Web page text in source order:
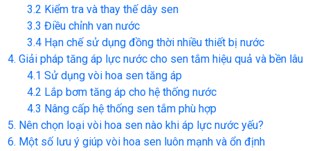
3.2 Kiểm tra và thay thế dây sen
3.3 Điều chỉnh van nước
3.4 Hạn chế sử dụng đồng thời nhiều thiết bị nước
4. Giải pháp tăng áp lực nước cho sen tắm hiệu quả và bền lâu
4.1 Sử dụng vòi hoa sen tăng áp
4.2 Lắp bơm tăng áp cho hệ thống nước
4.3 Nâng cấp hệ thống sen tắm phù hợp
5. Nên chọn loại vòi hoa sen nào khi áp lực nước yếu?
6. Một số lưu ý giúp vòi hoa sen luôn mạnh và ổn định